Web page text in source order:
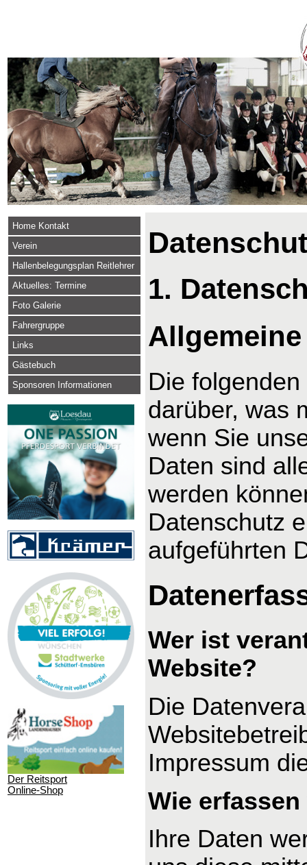
Home Kontakt
Verein
Hallenbelegungsplan Reitlehrer
Aktuelles: Termine
Foto Galerie
Fahrergruppe
Links
Gästebuch
Sponsoren Informationen
Der Reitsport
Online-Shop
1.
Die
darüber, was
wenn Sie
Daten sind
werden
Datenschutz
aufgeführten
Wer ist
Website?
Die
Impressum
Wie
Ihre Daten